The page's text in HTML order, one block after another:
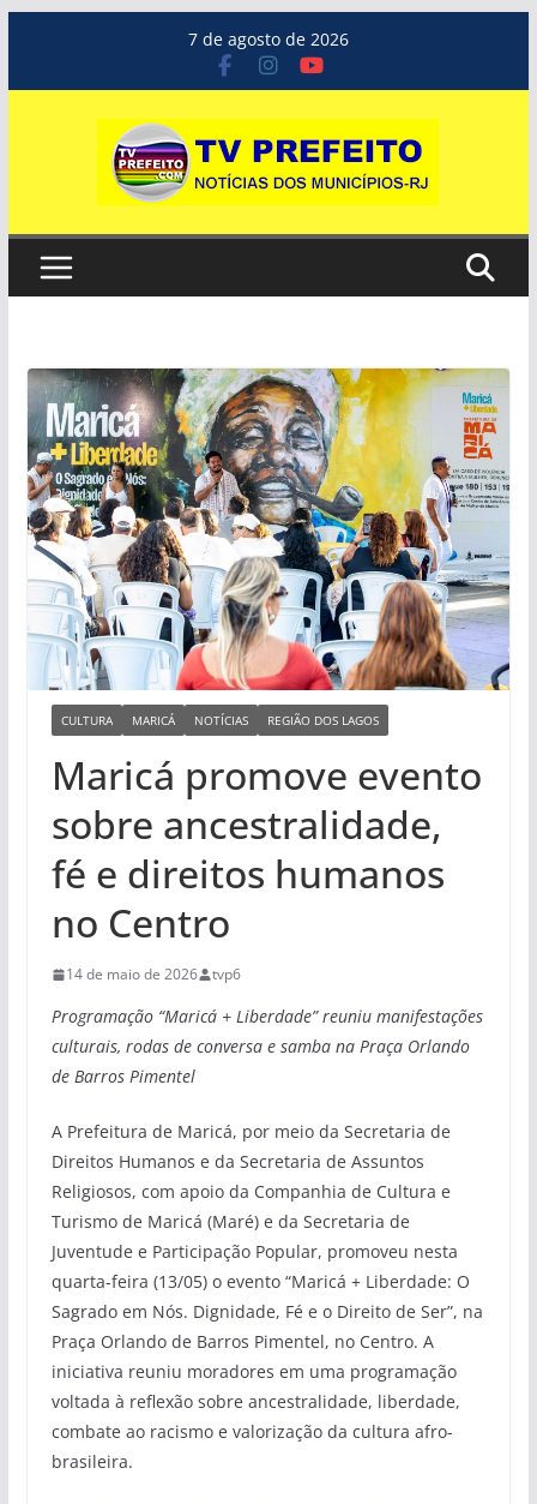
o
7 de agosto de 2026
CULTURA MARICÁ NOTÍCIAS REGIÃO DOS LAGOS
Maricá promove evento
sobre ancestralidade,
fé e direitos humanos
no Centro
14 de maio de 2026 tvp6
Programação “Maricá + Liberdade” reuniu manifestações
culturais, rodas de conversa e samba na Praça Orlando
de Barros Pimentel
A Prefeitura de Maricá, por meio da Secretaria de
Direitos Humanos e da Secretaria de Assuntos
Religiosos, com apoio da Companhia de Cultura e
Turismo de Maricá (Maré) e da Secretaria de
Juventude e Participação Popular, promoveu nesta
quarta-feira (13/05) o evento “Maricá + Liberdade: O
Sagrado em Nós. Dignidade, Fé e o Direito de Ser”, na
Praça Orlando de Barros Pimentel, no Centro. A
iniciativa reuniu moradores em uma programação
voltada à reflexão sobre ancestralidade, liberdade,
combate ao racismo e valorização da cultura afro-
brasileira.